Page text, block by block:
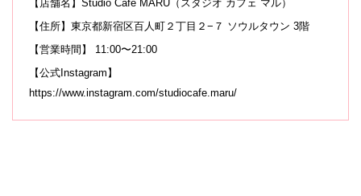
【店舗名】Studio Cafe MARU（スタジオ カフェ マル）
【住所】東京都新宿区百人町２丁目２−７ ソウルタウン 3階
【営業時間】 11:00〜21:00
【公式Instagram】
https://www.instagram.com/studiocafe.maru/